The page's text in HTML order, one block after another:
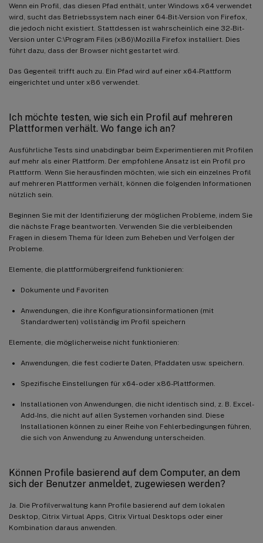
Wenn ein Profil, das diesen Pfad enthält, unter Windows x64 verwendet
wird, sucht das Betriebssystem nach einer 64-Bit-Version von Firefox,
die jedoch nicht existiert. Stattdessen ist wahrscheinlich eine 32-Bit-
Version unter C:\Program Files (x86)\Mozilla Firefox installiert. Dies
führt dazu, dass der Browser nicht gestartet wird.
Das Gegenteil trifft auch zu. Ein Pfad wird auf einer x64-Plattform
eingerichtet und unter x86 verwendet.
Ich möchte testen, wie sich ein Profil auf mehreren
Plattformen verhält. Wo fange ich an?
Ausführliche Tests sind unabdingbar beim Experimentieren mit Profilen
auf mehr als einer Plattform. Der empfohlene Ansatz ist ein Profil pro
Plattform. Wenn Sie herausfinden möchten, wie sich ein einzelnes Profil
auf mehreren Plattformen verhält, können die folgenden Informationen
nützlich sein.
Beginnen Sie mit der Identifizierung der möglichen Probleme, indem Sie
die nächste Frage beantworten. Verwenden Sie die verbleibenden
Fragen in diesem Thema für Ideen zum Beheben und Verfolgen der
Probleme.
Elemente, die plattformübergreifend funktionieren:
Dokumente und Favoriten
Anwendungen, die ihre Konfigurationsinformationen (mit
Standardwerten) vollständig im Profil speichern
Elemente, die möglicherweise nicht funktionieren:
Anwendungen, die fest codierte Daten, Pfaddaten usw. speichern.
Spezifische Einstellungen für x64- oder x86-Plattformen.
Installationen von Anwendungen, die nicht identisch sind, z. B. Excel-
Add-Ins, die nicht auf allen Systemen vorhanden sind. Diese
Installationen können zu einer Reihe von Fehlerbedingungen führen,
die sich von Anwendung zu Anwendung unterscheiden.
Können Profile basierend auf dem Computer, an dem
sich der Benutzer anmeldet, zugewiesen werden?
Ja. Die Profilverwaltung kann Profile basierend auf dem lokalen
Desktop, Citrix Virtual Apps, Citrix Virtual Desktops oder einer
Kombination daraus anwenden.